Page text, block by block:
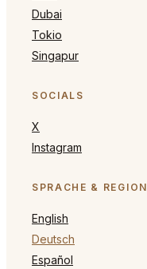
Dubai
Tokio
Singapur
SOCIALS
X
Instagram
SPRACHE & REGION
English
Deutsch
Español